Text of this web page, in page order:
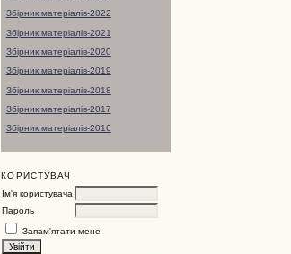
Збірник матеріалів-2022
Збірник матеріалів-2021
Збірник матеріалів-2020
Збірник матеріалів-2019
Збірник матеріалів-2018
Збірник матеріалів-2017
Збірник матеріалів-2016
КОРИСТУВАЧ
Ім'я користувача
Пароль
Запам'ятати мене